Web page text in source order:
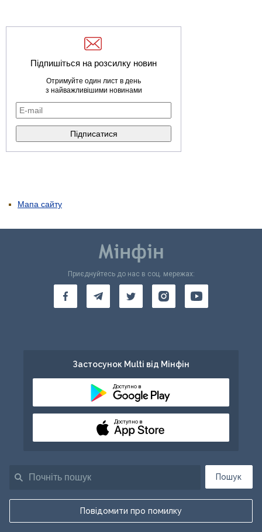
Підпишіться на розсилку новин
Отримуйте один лист в день
з найважливішими новинами
Мапа сайту
Пошук
Повідомити про помилку
Приєднуйтесь до нас в соц. мережах:
Застосунок Multi від Мінфін
Доступно в
Доступно в